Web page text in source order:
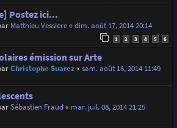
Postez ici...
Matthieu Vessiere« dim. août 17, 2014 20:14
1 2 3 4 5 6
émission sur Arte
Christophe Suarez« sam. août 16, 2014 11:49
Sébastien Fraud« mar. juil. 08, 2014 21:25